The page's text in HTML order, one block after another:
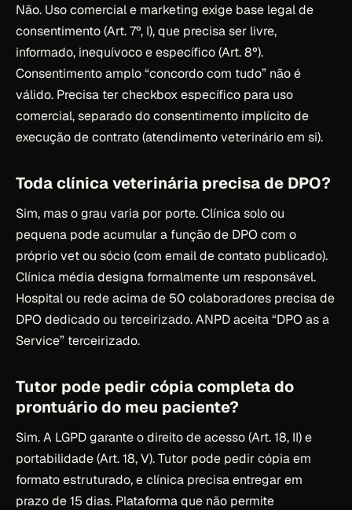
Não. Uso comercial e marketing exige base legal de
consentimento (Art. 7º, I), que precisa ser livre,
informado, inequívoco e específico (Art. 8º).
Consentimento amplo “concordo com tudo” não é
válido. Precisa ter checkbox específico para uso
comercial, separado do consentimento implícito de
execução de contrato (atendimento veterinário em si).
Toda clínica veterinária precisa de DPO?
Sim, mas o grau varia por porte. Clínica solo ou
pequena pode acumular a função de DPO com o
próprio vet ou sócio (com email de contato publicado).
Clínica média designa formalmente um responsável.
Hospital ou rede acima de 50 colaboradores precisa de
DPO dedicado ou terceirizado. ANPD aceita “DPO as a
Service” terceirizado.
Tutor pode pedir cópia completa do
prontuário do meu paciente?
Sim. A LGPD garante o direito de acesso (Art. 18, II) e
portabilidade (Art. 18, V). Tutor pode pedir cópia em
formato estruturado, e clínica precisa entregar em
prazo de 15 dias. Plataforma que não permite